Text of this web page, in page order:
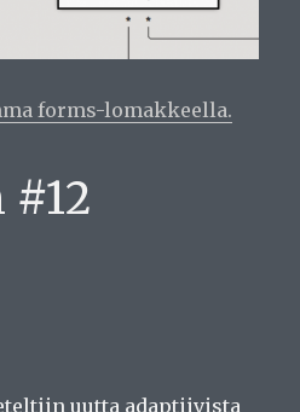
forms-lomakkeella.
uutta adaptiivista